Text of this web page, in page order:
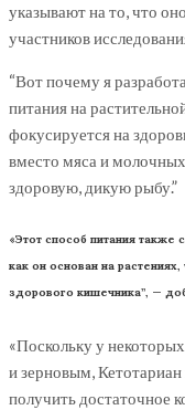
указывают на то, что
участников
“Вот почему я
питания на
фокусируется на
вместо мяса и
здоровую, дикую рыбу.”
«Этот способ питания
как он основан на
здорового кишечника”, —
«Поскольку у
и зерновым,
получить достаточное